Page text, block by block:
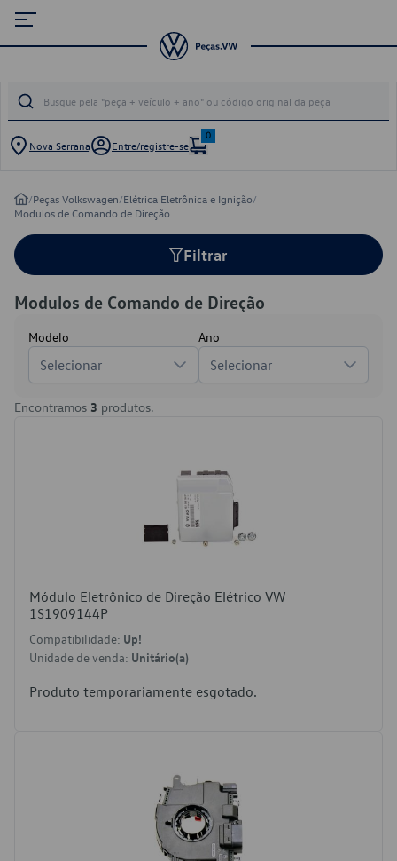
Nova Serrana Entre/registre-se
0
/Peças Volkswagen/Elétrica Eletrônica e Ignição/
Modulos de Comando de Direção
Filtrar
Modulos de Comando de Direção
Modelo
Selecionar
Ano
Selecionar
Encontramos 3 produtos.
Módulo Eletrônico de Direção Elétrico VW
1S1909144P
Compatibilidade: Up!
Unidade de venda: Unitário(a)
Produto temporariamente esgotado.